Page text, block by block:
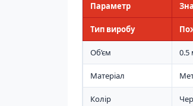
Параметр
Тип виробу
Об’єм 0.5
Матеріал
Колір